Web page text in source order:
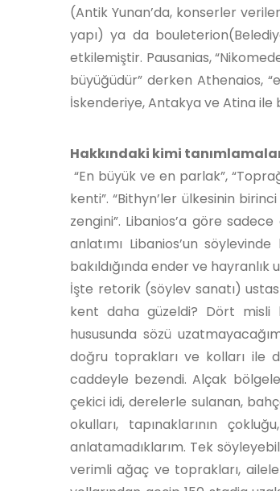
(Antik Yunan’da, konserler
yapı) ya da
etkilemiştir. Pausanias,
büyüğüdür” derken Athenaios,
İskenderiye, Antakya ve Atina
Hakkındaki kimi
“En büyük ve en parlak”,
kenti”. “Bithyn’ler ülkesinin
zengini”. Libanios’a göre
anlatımı Libanios’un
bakıldığında ender ve hayranlık
İşte retorik (söylev sanatı)
kent daha güzeldi? Dört misli
hususunda sözü
doğru toprakları ve kolları ile
caddeyle bezendi. Alçak
çekici idi, derelerle sulanan,
okulları, tapınaklarının
anlatamadıklarım. Tek
verimli ağaç ve toprakları,